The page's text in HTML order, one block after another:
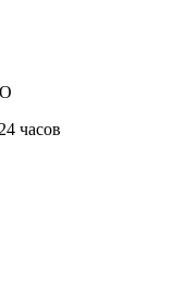
часов